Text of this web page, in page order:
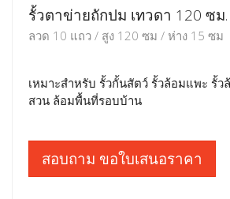
รั้วตาข่ายถักปม เทวดา 120 ซม.
ลวด 10 แถว / สูง 120 ซม / ห่าง 15 ซม
เหมาะสำหรับ รั้วกั้นสัตว์ รั้วล้อมแพะ รั้ว
สวน ล้อมพื้นที่รอบบ้าน
สอบถาม ขอใบเสนอราคา